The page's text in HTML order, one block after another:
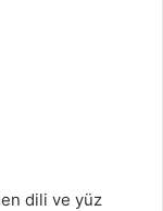
dili ve yüz